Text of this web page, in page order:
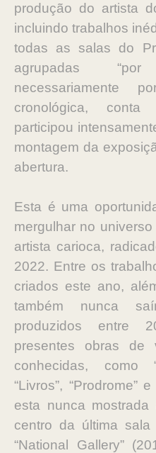
produção do artista
incluindo trabalhos
todas as salas do
agrupadas
necessariamente
cronológica,
participou
montagem da
abertura.
Esta é uma
mergulhar no
artista carioca,
2022. Entre os
criados este ano,
também nunca
produzidos entre
presentes obras de
conhecidas, como
“Livros”, “Prodrome”
esta nunca
centro da última
“National Gallery”